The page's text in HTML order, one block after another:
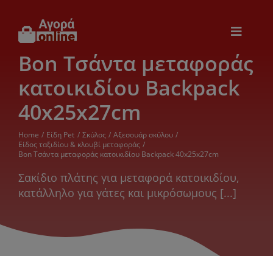
περιεχόμενο
Toggle
Εικόνα & Ήχος
Παιχνίδια
Θέρμανση – Ψύξη
Ηλεκτρονικά
Bon Τσάντα μεταφοράς
κατοικιδίου Backpack
40x25x27cm
Home Είδη Pet Σκύλος
Αξεσουάρ σκύλου
Είδος ταξιδίου & κλουβί μεταφοράς
Bon Τσάντα μεταφοράς κατοικιδίου Backpack 40x25x27cm
Σακίδιο πλάτης για μεταφορά κατοικιδίου,
κατάλληλο για γάτες και μικρόσωμους [...]